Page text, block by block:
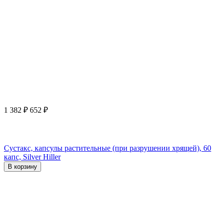
1 382 ₽ 652 ₽
Сустакс, капсулы растительные (при разрушении хрящей), 60
капс, Silver Hiller
В корзину